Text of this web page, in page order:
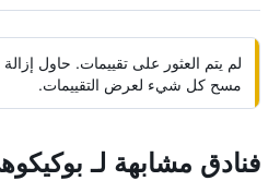
لم يتم العثور على تقييمات. حاول
مسح كل شيء لعرض التقييمات.
فنادق مشابهة لـ